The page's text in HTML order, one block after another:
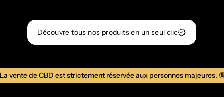
Découvre tous nos produits en un seul clicverified
La vente de CBD est strictement réservée aux personnes majeures.